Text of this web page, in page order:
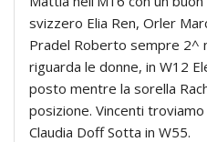
svizzero Elia Ren, Orler
Pradel Roberto sempre 2^
riguarda le donne, in W12
posto mentre la sorella
posizione. Vincenti
Claudia Doff Sotta in W55.